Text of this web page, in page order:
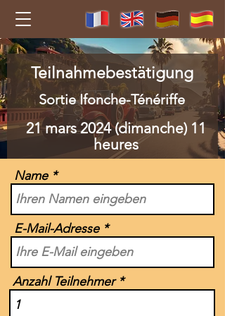
Teilnahmebestätigung
Sortie Ifonche-Ténériffe
21 mars 2024 (dimanche) 11
heures
Name
E-Mail-Adresse
Anzahl Teilnehmer